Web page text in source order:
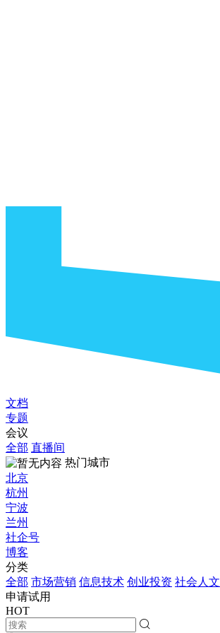
文档
专题
会议
全部 直播间
热门城市
北京
杭州
宁波
兰州
社企号
博客
分类
全部 市场营销 信息技术 创业投资 社会人文
申请试用
HOT